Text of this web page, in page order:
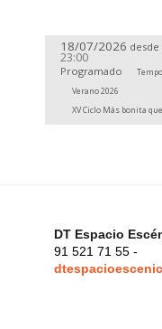
18/07/2026 desde
23:00
Programado
Verano 2026
XV Ciclo Más bonita
DT Espacio
91 521 71 55 -